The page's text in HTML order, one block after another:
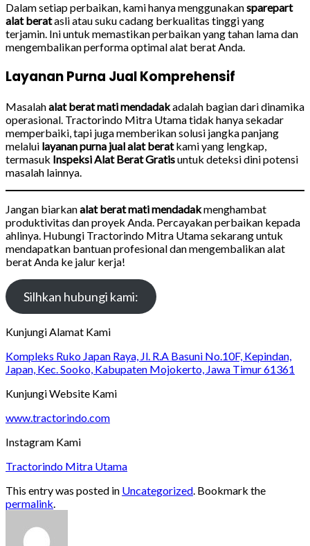
Dalam setiap perbaikan, kami hanya menggunakansparepart
alat beratasli atau suku cadang berkualitas tinggi yang
terjamin. Ini untuk memastikan perbaikan yang tahan lama dan
mengembalikan performa optimal alat berat Anda.
Layanan Purna Jual Komprehensif
Masalahalat berat mati mendadakadalah bagian dari dinamika
operasional. Tractorindo Mitra Utama tidak hanya sekadar
memperbaiki, tapi juga memberikan solusi jangka panjang
melalui layanan purna jual alat beratkami yang lengkap,
termasuk Inspeksi Alat Berat Gratisuntuk deteksi dini potensi
masalah lainnya.
Jangan biarkanalat berat mati mendadakmenghambat
produktivitas dan proyek Anda. Percayakan perbaikan kepada
ahlinya. Hubungi Tractorindo Mitra Utama sekarang untuk
mendapatkan bantuan profesional dan mengembalikan alat
berat Anda ke jalur kerja!
Silhkan hubungi kami:
Kunjungi Alamat Kami
Kompleks Ruko Japan Raya, Jl. R.A Basuni No.10F, Kepindan,
Japan, Kec. Sooko, Kabupaten Mojokerto, Jawa Timur 61361
Kunjungi Website Kami
www.tractorindo.com
Instagram Kami
Tractorindo Mitra Utama
This entry was posted in Uncategorized . Bookmark the
permalink